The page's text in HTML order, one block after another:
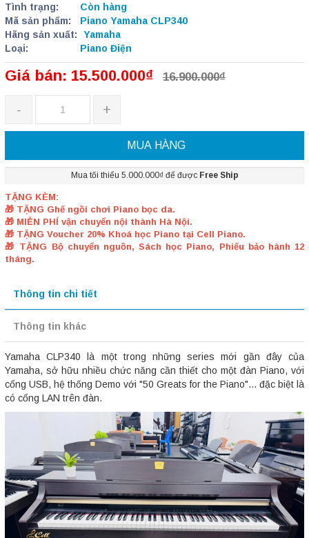
Tình trạng:
Còn hàng
Mã sản phẩm:
Piano Yamaha CLP340
Hãng sản xuất:
Yamaha
Loại:
Piano Điện
Giá bán: 15.500.000₫ 16.900.000₫
- +
MUA HÀNG
Mua tối thiểu 5.000.000₫ để được Free Ship
TẶNG KÈM:
🎁 TẶNG Ghế ngồi chơi Piano bọc da.
🎁 MIỄN PHÍ vận chuyển nội thành Hà Nội.
🎁 TẶNG Voucher 20% Khoá học Piano tại Cell Piano.
🎁 TẶNG Bộ chuyển nguồn, Sách học Piano, Phiếu bảo hành 12
tháng.
Thông tin chi tiết
Thông tin khác
Yamaha CLP340 là một trong những series mới gần đây của
Yamaha, sở hữu nhiều chức năng cần thiết cho một đàn Piano, với
cổng USB, hệ thống Demo với "50 Greats for the Piano"... đặc biệt là
có cổng LAN trên đàn.